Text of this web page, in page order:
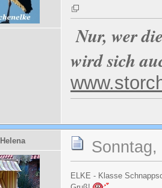
Nur, wer
wird sich
Helena
ELKE - Klasse